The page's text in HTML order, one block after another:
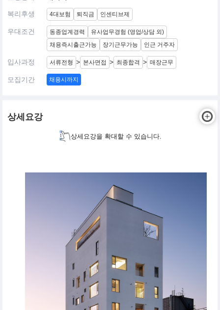
복리후생 4대보험 퇴직금 인센티브제
우대조건 동종업계경력
유사업무경험 (영업/상담 외)
채용즉시출근가능
장기근무가능 인근 거주자
입사과정 서류전형 > 본사면접 > 최종합격 > 매장근무
모집기간 채용시까지
상세요강
상세요강을 확대할 수 있습니다.